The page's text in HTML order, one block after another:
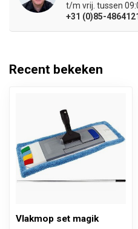
t/m vrij. tussen
+31 (0)85-4864121
Recent bekeken
Vlakmop set magik